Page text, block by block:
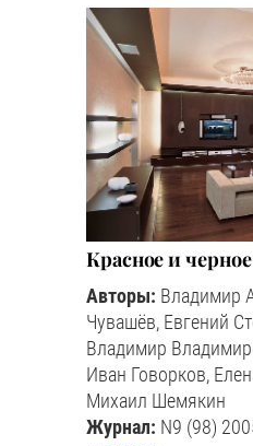
Красное и черное
Авторы: Владимир
Чувашёв, Евгений
Владимир
Иван Говорков,
Михаил Шемякин
Журнал: N9 (98)